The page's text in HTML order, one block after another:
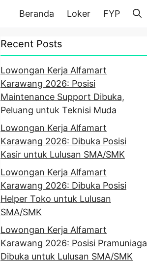
Beranda Loker FYP
Recent Posts
Lowongan Kerja Alfamart
Karawang 2026: Posisi
Maintenance Support Dibuka,
Peluang untuk Teknisi Muda
Lowongan Kerja Alfamart
Karawang 2026: Dibuka Posisi
Kasir untuk Lulusan SMA/SMK
Lowongan Kerja Alfamart
Karawang 2026: Dibuka Posisi
Helper Toko untuk Lulusan
SMA/SMK
Lowongan Kerja Alfamart
Karawang 2026: Posisi Pramuniaga
Dibuka untuk Lulusan SMA/SMK